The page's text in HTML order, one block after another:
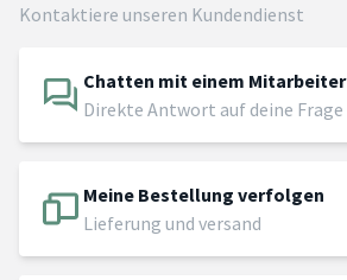
Kontaktiere unseren Kundendienst
Chatten mit einem Mitarbeiter
Direkte Antwort auf deine Frage
Meine Bestellung verfolgen
Lieferung und versand